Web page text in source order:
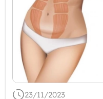
23/11/2023